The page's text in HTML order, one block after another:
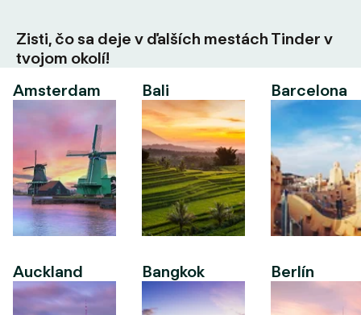
Zisti, čo sa deje v ďalších mestách Tinder v
tvojom okolí!
Amsterdam
Auckland
Bali
Bangkok
Barcelona
Berlín